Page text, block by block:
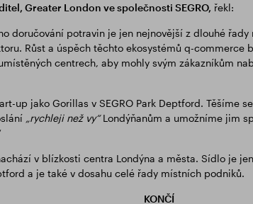
Greater London ve společnosti SEGRO, řekl:
doručování potravin je jen nejnovější z dlouhé
Růst a úspěch těchto ekosystémů q-commerce
centrech, aby mohly svým zákazníkům
up jako Gorillas v SEGRO Park Deptford. Těšíme
„rychleji než vy“Londýňanům a umožníme jim
v blízkosti centra Londýna a města. Sídlo je
a je také v dosahu celé řady místních podniků.
KONČÍ